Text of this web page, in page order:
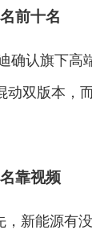
前十名
确认旗下高
动双版本，
靠视频
，新能源有